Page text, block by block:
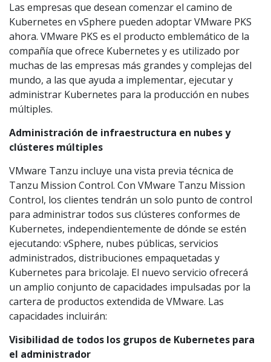
Las empresas que desean comenzar el camino de
Kubernetes en vSphere pueden adoptar VMware PKS
ahora. VMware PKS es el producto emblemático de la
compañía que ofrece Kubernetes y es utilizado por
muchas de las empresas más grandes y complejas del
mundo, a las que ayuda a implementar, ejecutar y
administrar Kubernetes para la producción en nubes
múltiples.
Administración de infraestructura en nubes y
clústeres múltiples
VMware Tanzu incluye una vista previa técnica de
Tanzu Mission Control. Con VMware Tanzu Mission
Control, los clientes tendrán un solo punto de control
para administrar todos sus clústeres conformes de
Kubernetes, independientemente de dónde se estén
ejecutando: vSphere, nubes públicas, servicios
administrados, distribuciones empaquetadas y
Kubernetes para bricolaje. El nuevo servicio ofrecerá
un amplio conjunto de capacidades impulsadas por la
cartera de productos extendida de VMware. Las
capacidades incluirán:
Visibilidad de todos los grupos de Kubernetes para
el administrador